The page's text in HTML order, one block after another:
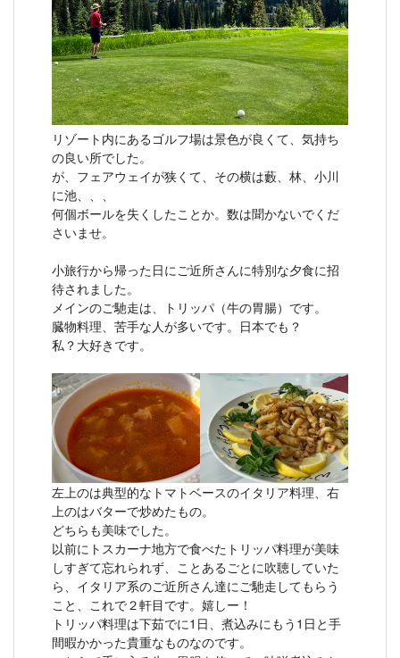
リゾート内にあるゴルフ場は景色が良くて、気持ち
の良い所でした。
が、フェアウェイが狭くて、その横は藪、林、小川
に池、、、
何個ボールを失くしたことか。数は聞かないでくだ
さいませ。
小旅行から帰った日にご近所さんに特別な夕食に招
待されました。
メインのご馳走は、トリッパ（牛の胃腸）です。
臓物料理、苦手な人が多いです。日本でも？
私？大好きです。
左上のは典型的なトマトベースのイタリア料理、右
上のはバターで炒めたもの。
どちらも美味でした。
以前にトスカーナ地方で食べたトリッパ料理が美味
しすぎて忘れられず、ことあるごとに吹聴していた
ら、イタリア系のご近所さん達にご馳走してもらう
こと、これで２軒目です。嬉しー！
トリッパ料理は下茹でに1日、煮込みにもう1日と手
間暇かかった貴重なものなのです。